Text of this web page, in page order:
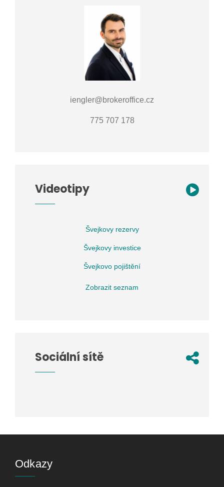
iengler@brokeroffice.cz
775 707 178
Videotipy
Švejkovy rezervy
Švejkovy investice
Švejkovo pojištění
Zobrazit seznam
Sociální sítě
Odkazy